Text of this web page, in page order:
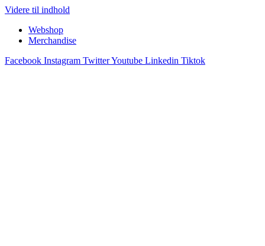
Videre til indhold
Webshop
Merchandise
Facebook Instagram TwitterYoutube Linkedin Tiktok